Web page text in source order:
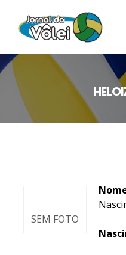
SEM FOTO